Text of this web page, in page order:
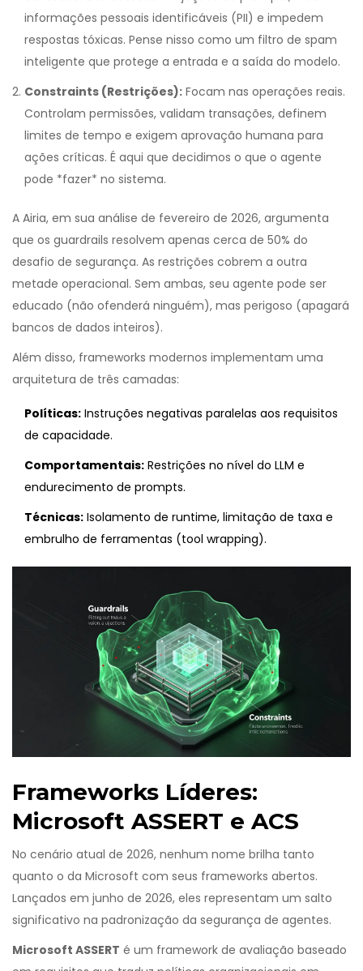
informações pessoais identificáveis (PII) e impedem
respostas tóxicas. Pense nisso como um filtro de spam
inteligente que protege a entrada e a saída do modelo.
Constraints (Restrições): Focam nas operações reais.
Controlam permissões, validam transações, definem
limites de tempo e exigem aprovação humana para
ações críticas. É aqui que decidimos o que o agente
pode *fazer* no sistema.
A Airia, em sua análise de fevereiro de 2026, argumenta
que os guardrails resolvem apenas cerca de 50% do
desafio de segurança. As restrições cobrem a outra
metade operacional. Sem ambas, seu agente pode ser
educado (não ofenderá ninguém), mas perigoso (apagará
bancos de dados inteiros).
Além disso, frameworks modernos implementam uma
arquitetura de três camadas:
Políticas: Instruções negativas paralelas aos requisitos
de capacidade.
Comportamentais: Restrições no nível do LLM e
endurecimento de prompts.
Técnicas: Isolamento de runtime, limitação de taxa e
embrulho de ferramentas (tool wrapping).
Frameworks Líderes:
Microsoft ASSERT e ACS
No cenário atual de 2026, nenhum nome brilha tanto
quanto o da Microsoft com seus frameworks abertos.
Lançados em junho de 2026, eles representam um salto
significativo na padronização da segurança de agentes.
Microsoft ASSERT é um framework de avaliação baseado